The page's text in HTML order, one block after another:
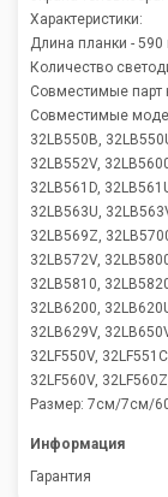
Характеристики:
Длина планки -
Количество
Совместимые парт
Совместимые
32LB550B,
32LB552V,
32LB561D,
32LB563U,
32LB569Z,
32LB572V,
32LB5810,
32LB6200,
32LB629V,
32LF550V,
32LF560V,
Размер: 7см/7см/
Информация
Гарантия